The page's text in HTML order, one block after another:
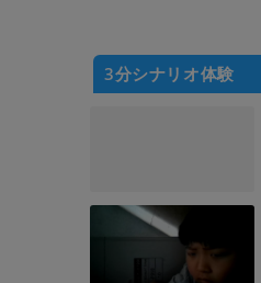
3分シナリオ体験